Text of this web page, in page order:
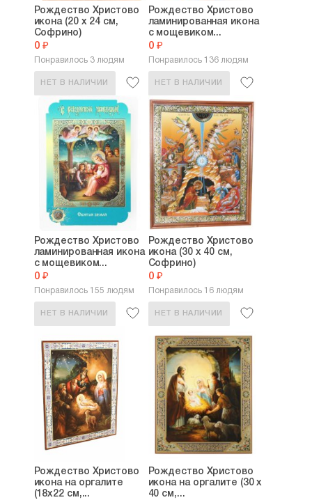
Рождество Христово
икона (20 х 24 см,
Софрино)
0 ₽
Понравилось 3 людям
НЕТ В НАЛИЧИИ
Рождество Христово
ламинированная икона
с мощевиком...
0 ₽
Понравилось 136 людям
НЕТ В НАЛИЧИИ
Рождество Христово
ламинированная икона
с мощевиком...
0 ₽
Понравилось 155 людям
НЕТ В НАЛИЧИИ
Рождество Христово
икона (30 х 40 см,
Софрино)
0 ₽
Понравилось 16 людям
НЕТ В НАЛИЧИИ
Рождество Христово
икона на оргалите
(18х22 см,...
Рождество Христово
икона на оргалите (30 х
40 см,...